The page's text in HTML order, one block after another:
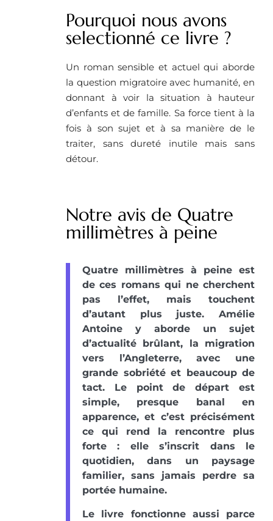
Pourquoi nous avons
selectionné ce livre ? ​
Un roman sensible et actuel qui aborde
la question migratoire avec humanité, en
donnant à voir la situation à hauteur
d’enfants et de famille. Sa force tient à la
fois à son sujet et à sa manière de le
traiter, sans dureté inutile mais sans
détour.
Notre avis de Quatre
millimètres à peine
Quatre millimètres à peine est
de ces romans qui ne cherchent
pas l’effet, mais touchent
d’autant plus juste. Amélie
Antoine y aborde un sujet
d’actualité brûlant, la migration
vers l’Angleterre, avec une
grande sobriété et beaucoup de
tact. Le point de départ est
simple, presque banal en
apparence, et c’est précisément
ce qui rend la rencontre plus
forte : elle s’inscrit dans le
quotidien, dans un paysage
familier, sans jamais perdre sa
portée humaine.
Le livre fonctionne aussi parce